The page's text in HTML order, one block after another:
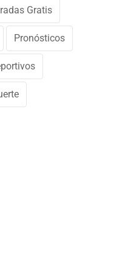
Gratis
Pronósticos